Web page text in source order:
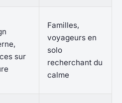
sur
Familles,
voyageurs en
solo
recherchant du
calme